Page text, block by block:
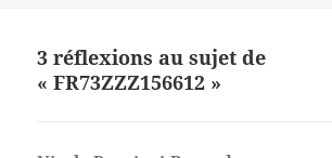
3 réflexions au sujet de
« FR73ZZZ156612 »